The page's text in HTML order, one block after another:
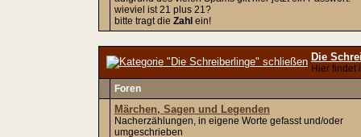
wieviel ist 21 plus 21?
bitte tragt die Zahl ein!
Die
Hier findet
Foren
Märchen, Sagen und Legenden
Nacherzählungen, in eigene Worte gefasst und/oder
umgeschrieben